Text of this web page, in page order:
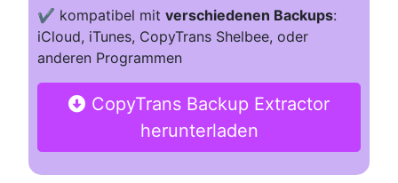
✔️ kompatibel mit verschiedenen Backups:
iCloud, iTunes, CopyTrans Shelbee, oder
anderen Programmen
CopyTrans Backup Extractor
herunterladen